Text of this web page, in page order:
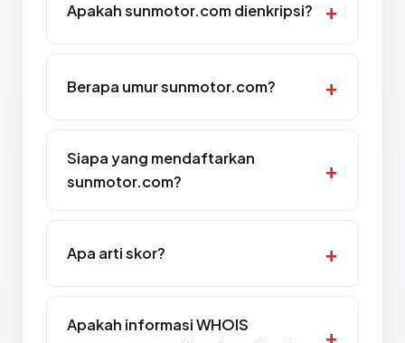
Apakah sunmotor.com dienkripsi?
Berapa umur sunmotor.com?
Siapa yang mendaftarkan
sunmotor.com?
Apa arti skor?
Apakah informasi WHOIS